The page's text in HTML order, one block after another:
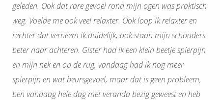
geleden. Ook dat rare gevoel rond mijn ogen was praktisch
weg. Voelde me ook veel relaxter. Ook loop ik relaxter en
rechter dat verneem ik duidelijk, ook staan mijn schouders
beter naar achteren. Gister had ik een klein beetje spierpijn
en mijn nek en op de rug, vandaag had ik nog meer
spierpijn en wat beursgevoel, maar dat is geen probleem,
ben vandaag hele dag met veranda bezig geweest en heb